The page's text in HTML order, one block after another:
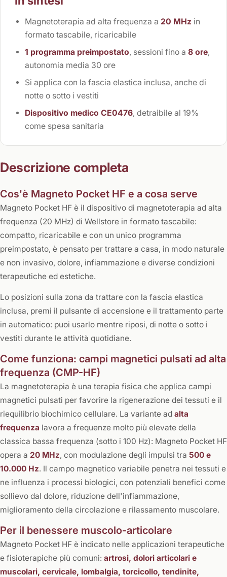
Magnetoterapia ad alta frequenza a 20 MHz in
formato tascabile, ricaricabile
1 programma preimpostato, sessioni fino a 8 ore,
autonomia media 30 ore
Si applica con la fascia elastica inclusa, anche di
notte o sotto i vestiti
Dispositivo medico CE0476, detraibile al 19%
come spesa sanitaria
Descrizione completa
Cos'è Magneto Pocket HF e a cosa serve
Magneto Pocket HF è il dispositivo di magnetoterapia ad alta
frequenza (20 MHz) di Wellstore in formato tascabile:
compatto, ricaricabile e con un unico programma
preimpostato, è pensato per trattare a casa, in modo naturale
e non invasivo, dolore, infiammazione e diverse condizioni
terapeutiche ed estetiche.
Lo posizioni sulla zona da trattare con la fascia elastica
inclusa, premi il pulsante di accensione e il trattamento parte
in automatico: puoi usarlo mentre riposi, di notte o sotto i
vestiti durante le attività quotidiane.
Come funziona: campi magnetici pulsati ad alta
frequenza (CMP-HF)
La magnetoterapia è una terapia fisica che applica campi
magnetici pulsati per favorire la rigenerazione dei tessuti e il
riequilibrio biochimico cellulare. La variante ad alta
frequenza lavora a frequenze molto più elevate della
classica bassa frequenza (sotto i 100 Hz): Magneto Pocket HF
opera a 20 MHz, con modulazione degli impulsi tra 500 e
10.000 Hz. Il campo magnetico variabile penetra nei tessuti e
ne influenza i processi biologici, con potenziali benefici come
sollievo dal dolore, riduzione dell'infiammazione,
miglioramento della circolazione e rilassamento muscolare.
Per il benessere muscolo-articolare
Magneto Pocket HF è indicato nelle applicazioni terapeutiche
e fisioterapiche più comuni: artrosi, dolori articolari e
muscolari, cervicale, lombalgia, torcicollo, tendinite,